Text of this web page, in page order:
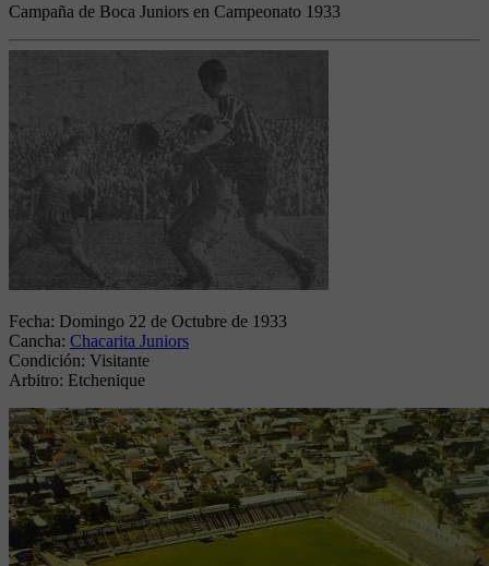
Campaña de Boca Juniors en Campeonato 1933
Fecha: Domingo 22 de Octubre de 1933
Cancha: Chacarita Juniors
Condición: Visitante
Arbitro: Etchenique